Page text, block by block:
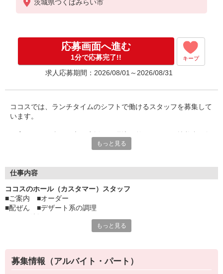
※高校生時給1100円
土日祝は1時間当たり＋50円
早朝手当（5:00〜8:00）時給＋150円
茨城県つくばみらい市
応募画面へ進む
1分で応募完了!! キープ
求人応募期間：2026/08/01～2026/08/31
ココスでは、ランチタイムのシフトで働けるスタッフを募集して
います。
シフトは柔軟に対応でき、急な予定変更にも安心。未経験でも丁
安心してスタートできます。
子育て中のあなたにこそ、働きやすい環境を提供します！ぜひお
り。
もっと見る
仕事内容
ココスのホール（カスタマー）スタッフ
■ご案内 ■オーダー
■配ぜん ■デザート系の調理
など、ホール（カスタマー）業務をお願いします。
詳しいマニュアルで学べます。
もっと見る
募集情報（アルバイト・パート）